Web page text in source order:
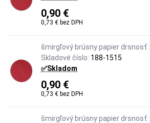
0,90 €
0,73 € bez DPH
šmirgľový brúsny papier drsnosť :
Skladové číslo: 188-1515
✅Skladom
0,90 €
0,73 € bez DPH
šmirgľový brúsny papier drsnosť :